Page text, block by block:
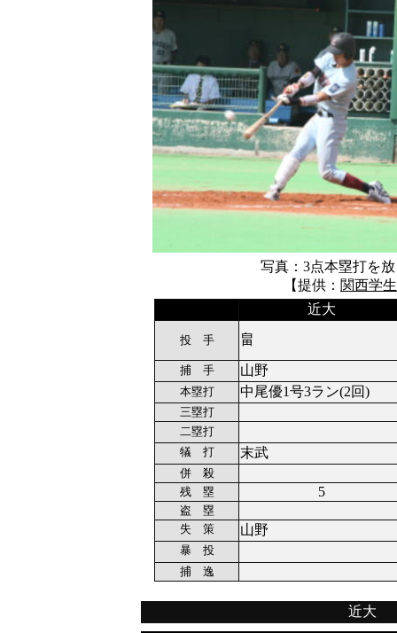
写真：3点本塁打を
【提供： 関西学
近大
投 手 畠
捕 手 山野
本塁打 中尾優1号3ラン(2回)
三塁打
二塁打
犠 打
末武
併 殺
残 塁
5
盗 塁
失 策
山野
暴 投
捕 逸
近大